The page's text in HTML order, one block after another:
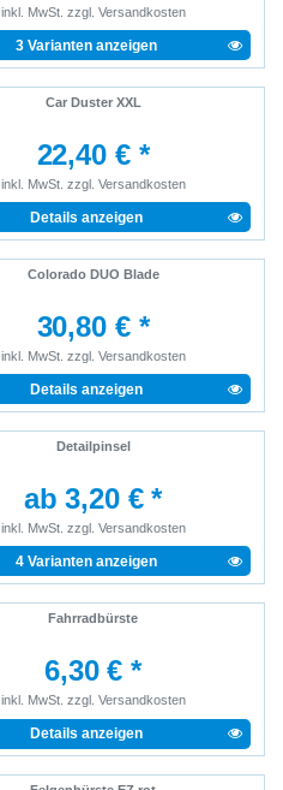
inkl. MwSt. zzgl. Versandkosten
3 Varianten anzeigen
Car Duster XXL
22,40 € *
inkl. MwSt. zzgl. Versandkosten
Details anzeigen
Colorado DUO Blade
30,80 € *
inkl. MwSt. zzgl. Versandkosten
Details anzeigen
Detailpinsel
ab 3,20 € *
inkl. MwSt. zzgl. Versandkosten
4 Varianten anzeigen
Fahrradbürste
6,30 € *
inkl. MwSt. zzgl. Versandkosten
Details anzeigen